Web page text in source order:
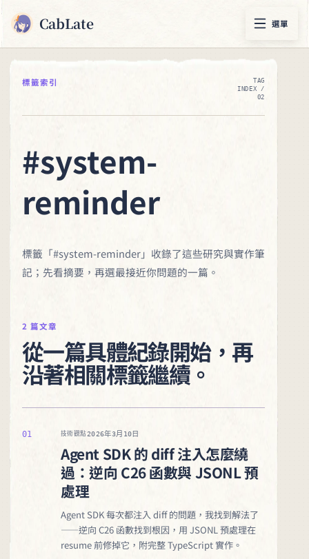
CabLate 選單
標籤索引
TAG
INDEX /
02
#system-
reminder
標籤「#system-reminder」收錄了這些研究與實作筆
記；先看摘要，再選最接近你問題的一篇。
2 篇文章
從一篇具體紀錄開始，再
沿著相關標籤繼續。
01 技術觀點2026年3月10日
Agent SDK 的 diff 注入怎麼繞
過：逆向 C26 函數與 JSONL 預
處理
Agent SDK 每次都注入 diff 的問題，我找到解法了
——逆向 C26 函數找到根因，用 JSONL 預處理在
resume 前修掉它，附完整 TypeScript 實作。